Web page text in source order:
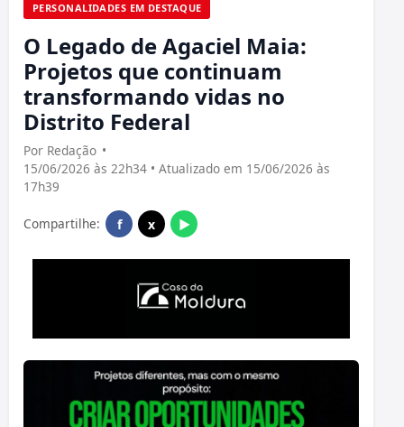
PERSONALIDADES EM DESTAQUE
O Legado de Agaciel Maia:
Projetos que continuam
transformando vidas no
Distrito Federal
Por Redação •
15/06/2026 às 22h34 • Atualizado em 15/06/2026 às
17h39
Compartilhe: f x ▶